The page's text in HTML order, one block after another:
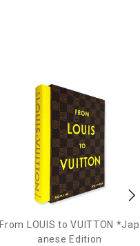
From LOUIS to VUITTON *Jap
anese Edition